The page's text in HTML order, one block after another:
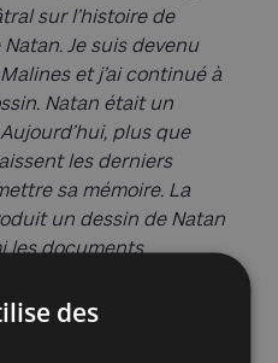
sur l’histoire de
Je suis devenu
et j’ai continué à
Natan était un
plus que
les derniers
sa mémoire. La
un dessin de Natan
les documents
des